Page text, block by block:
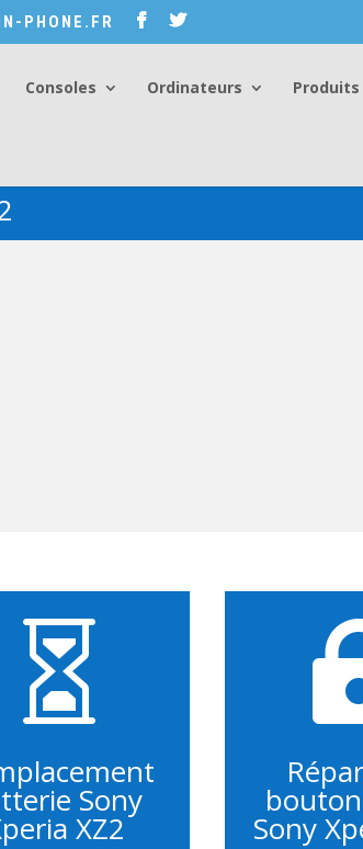
PHONE.FR
Consoles Ordinateurs Produits

Sony
XZ2 Sony